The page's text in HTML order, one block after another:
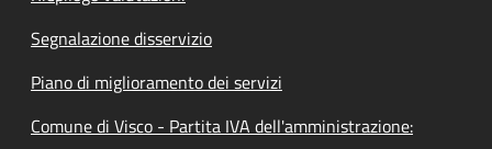
Segnalazione disservizio
Piano di miglioramento dei servizi
Comune di Visco - Partita IVA dell'amministrazione: